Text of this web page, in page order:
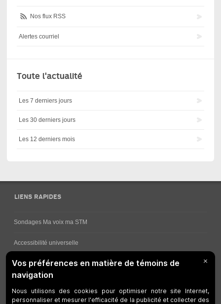
Nos flux RSS
Alertes courriel
Toute l'actualité
Les 7 derniers jours
Les 30 derniers jours
Les 12 derniers mois
LIENS RAPIDES
Sondages Ma voix ma STM
Accessibilité universelle
Comment obtenir vos horaires de bus